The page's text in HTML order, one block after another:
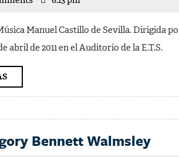
del
Manuel Castillo de Sevilla. Dirigida
abril de 2011 en el Auditorio de la E.T.S.
LEER
MÁS
Bennett Walmsley